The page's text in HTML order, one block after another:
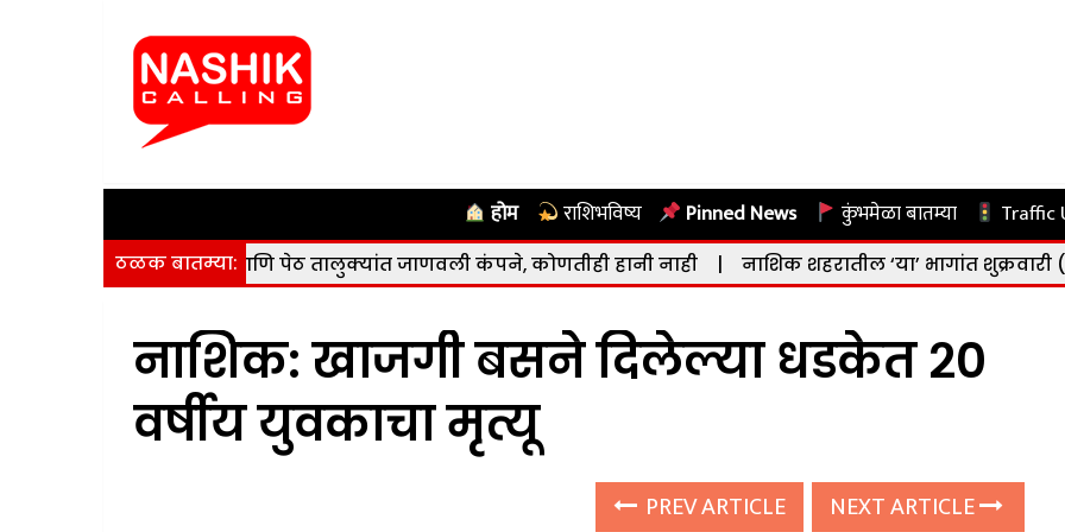
होम राशिभविष्य Pinned News कुंभमेळा बातम्या Traffic
ठळक बातम्या:
कळवण आणि पेठ तालुक्यांत जाणवली कंपने, कोणतीही हानी नाही | नाशिक शहरातील ‘या’ भागांत शुक्रवारी (दि. ७ ऑगस्ट)
नाशिक: खाजगी बसने दिलेल्या धडकेत २०
वर्षीय युवकाचा मृत्यू
PREV ARTICLE NEXT ARTICLE